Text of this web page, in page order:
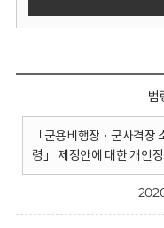
법
「군용비행장 · 군사격
령」 제정안에 대한 개인